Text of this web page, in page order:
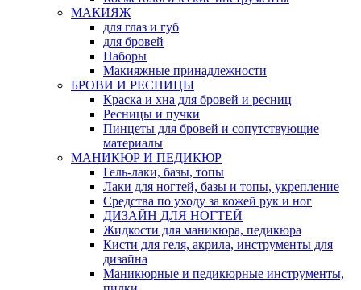
МАКИЯЖ
для глаз и губ
для бровей
Наборы
Макияжные принадлежности
БРОВИ И РЕСНИЦЫ
Краска и хна для бровей и ресниц
Ресницы и пучки
Пинцеты для бровей и сопутствующие
материалы
МАНИКЮР И ПЕДИКЮР
Гель-лаки, базы, топы
Лаки для ногтей, базы и топы, укрепление
Средства по уходу за кожей рук и ног
ДИЗАЙН ДЛЯ НОГТЕЙ
Жидкости для маникюра, педикюра
Кисти для геля, акрила, инструменты для
дизайна
Маникюрные и педикюрные инструменты,